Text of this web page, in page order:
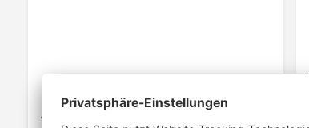
Dekodur Schichtstoff A 351 SR
Aluminium gold gebürstet